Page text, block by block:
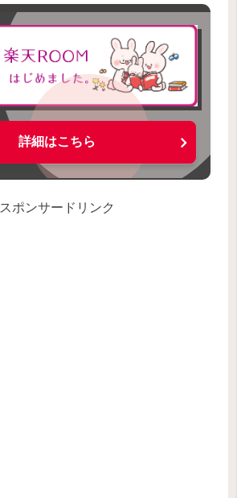
詳細はこちら
スポンサードリンク